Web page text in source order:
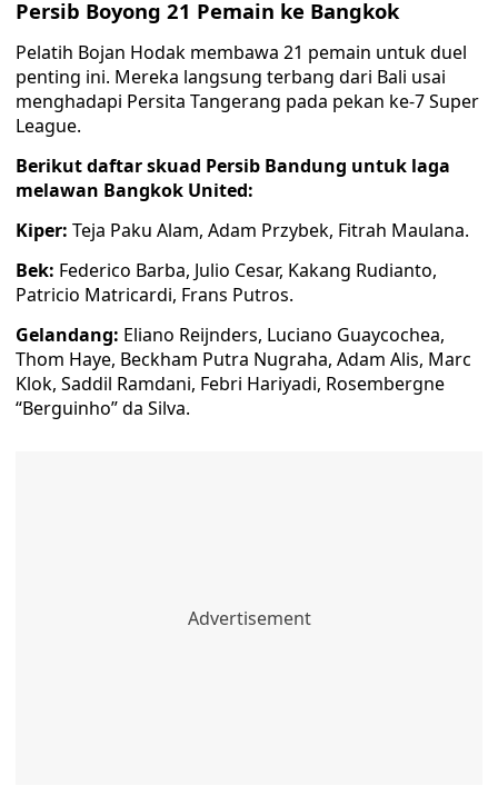
Persib Boyong 21 Pemain ke Bangkok
Pelatih Bojan Hodak membawa 21 pemain untuk duel
penting ini. Mereka langsung terbang dari Bali usai
menghadapi Persita Tangerang pada pekan ke-7 Super
League.
Berikut daftar skuad Persib Bandung untuk laga
melawan Bangkok United:
Kiper: Teja Paku Alam, Adam Przybek, Fitrah Maulana.
Bek: Federico Barba, Julio Cesar, Kakang Rudianto,
Patricio Matricardi, Frans Putros.
Gelandang: Eliano Reijnders, Luciano Guaycochea,
Thom Haye, Beckham Putra Nugraha, Adam Alis, Marc
Klok, Saddil Ramdani, Febri Hariyadi, Rosembergne
“Berguinho” da Silva.